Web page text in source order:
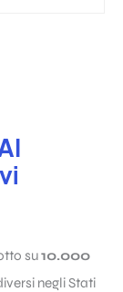
su10.000
negli Stati